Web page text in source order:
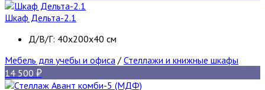
Шкаф Дельта-2.1
Д/В/Г: 40х200х40 см
Мебель для учебы и офиса / Стеллажи и книжные шкафы
14 500